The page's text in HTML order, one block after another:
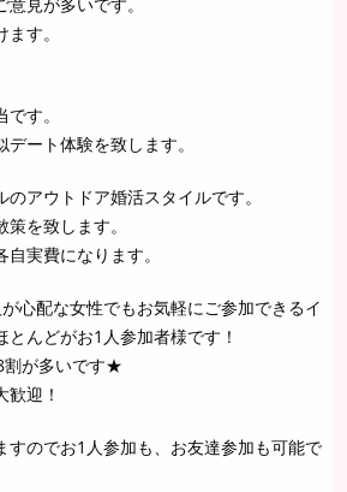
見が多いです。
す。
す。
ート体験を致します。
アウトドア婚活スタイルです。
を致します。
実費になります。
心配な女性でもお気軽にご参加できるイ
んどがお1人参加者様です！
割が多いです★
迎！
すのでお1人参加も、お友達参加も可能で